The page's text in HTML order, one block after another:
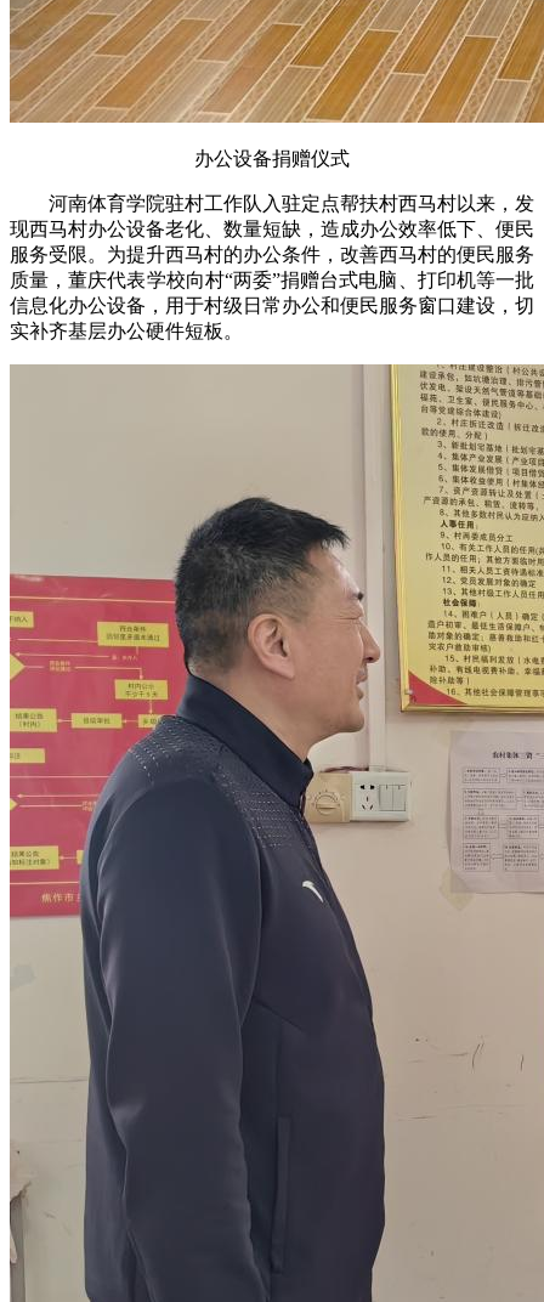
办公设备捐赠仪式
河南体育学院驻村工作队入驻定点帮扶村西马村以来，发
现西马村办公设备老化、数量短缺，造成办公效率低下、便民
服务受限。为提升西马村的办公条件，改善西马村的便民服务
质量，董庆代表学校向村“两委”捐赠台式电脑、打印机等一批
信息化办公设备，用于村级日常办公和便民服务窗口建设，切
实补齐基层办公硬件短板。